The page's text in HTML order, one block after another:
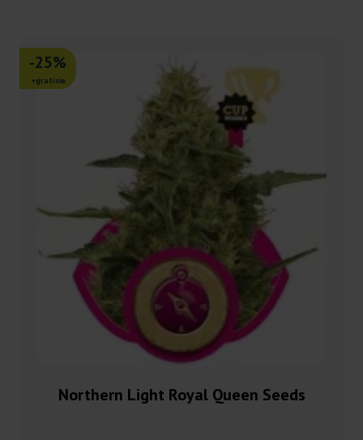
-25%
+gratisie
Northern Light Royal Queen Seeds